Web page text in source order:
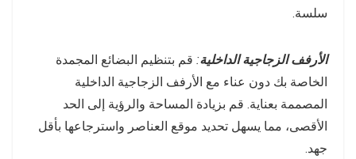
سلسة.
الأرفف الزجاجية الداخلية: قم بتنظيم البضائع المجمدة
الخاصة بك دون عناء مع الأرفف الزجاجية الداخلية
المصممة بعناية. قم بزيادة المساحة والرؤية إلى الحد
الأقصى، مما يسهل تحديد موقع العناصر واسترجاعها بأقل
جهد.